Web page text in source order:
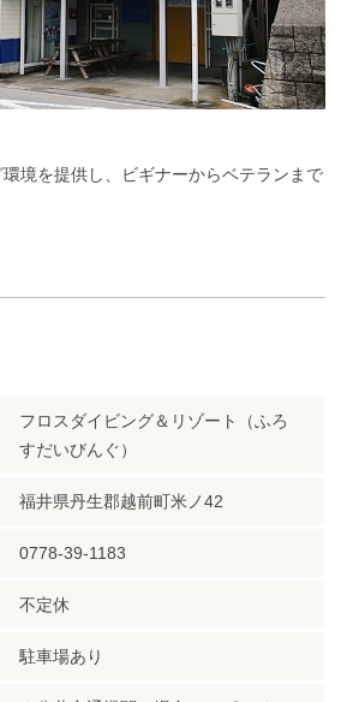
境を提供し、ビギナーからベテランまで
フロスダイビング＆リゾート（ふろ
すだいびんぐ）
福井県丹生郡越前町米ノ42
0778-39-1183
不定休
駐車場あり